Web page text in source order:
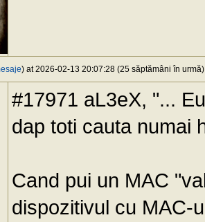
) at 2026-02-13 20:07:28 (25 săptămâni în urmă)
#17971 aL3eX, "...
dap toti cauta numai
Cand pui un MAC
dispozitivul cu MAC-